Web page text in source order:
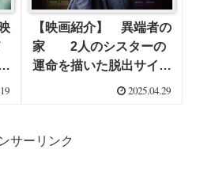
【映画紹介】 異端者の
家 2人のシスターの
運命を描いた脱出サイコ
2025.04.29
サーリンク